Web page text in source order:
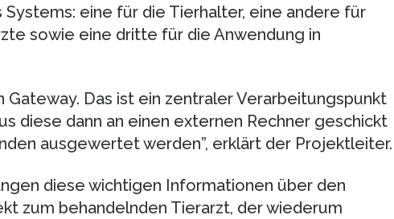
eine für die Tierhalter, eine andere für
sowie eine dritte für die Anwendung in
Gateway. Das ist ein zentraler Verarbeitungspunkt
diese dann an einen externen Rechner geschickt
ausgewertet werden”, erklärt der Projektleiter.
diese wichtigen Informationen über den
zum behandelnden Tierarzt, der wiederum